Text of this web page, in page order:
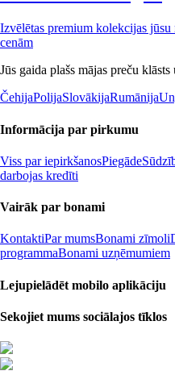
Izvēlētas premium kolekcijas
cenām
Jūs gaida plašs mājas preču
ČehijaPolijaSlovākijaRumānija
Informācija par pirkumu
Viss par iepirkšanosPiegāde
darbojas kredīti
Vairāk par bonami
KontaktiPar mumsBonami zīmoli
programmaBonami uzņēmumiem
Lejupielādēt mobilo aplikāciju
Sekojiet mums sociālajos tīklos